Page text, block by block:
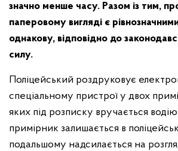
значно менше часу. Разом із тим,
паперовому вигляді є
однакову, відповідно до
силу.
Поліцейський роздруковує
спеціальному пристрої у двох
яких під розписку вручається
примірник залишається в
подальшому надсилається на